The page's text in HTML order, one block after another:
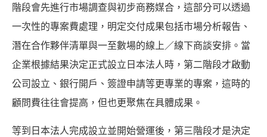
階段會先進行市場調查與初步商務媒合，這部分可以透過
一次性的專案費處理，明定交付成果包括市場分析報告、
潛在合作夥伴清單與一至數場的線上／線下商談安排。當
企業根據結果決定正式設立日本法人時，第二階段才啟動
公司設立、銀行開戶、簽證申請等更專業的專案，這時的
顧問費往往會提高，但也更聚焦在具體成果。
等到日本法人完成設立並開始營運後，第三階段才是決定